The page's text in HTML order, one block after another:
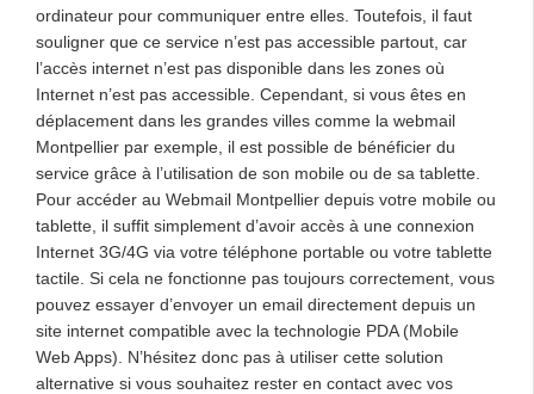
ordinateur pour communiquer entre elles. Toutefois, il faut
souligner que ce service n’est pas accessible partout, car
l’accès internet n’est pas disponible dans les zones où
Internet n’est pas accessible. Cependant, si vous êtes en
déplacement dans les grandes villes comme la webmail
Montpellier par exemple, il est possible de bénéficier du
service grâce à l’utilisation de son mobile ou de sa tablette.
Pour accéder au Webmail Montpellier depuis votre mobile ou
tablette, il suffit simplement d’avoir accès à une connexion
Internet 3G/4G via votre téléphone portable ou votre tablette
tactile. Si cela ne fonctionne pas toujours correctement, vous
pouvez essayer d’envoyer un email directement depuis un
site internet compatible avec la technologie PDA (Mobile
Web Apps). N’hésitez donc pas à utiliser cette solution
alternative si vous souhaitez rester en contact avec vos